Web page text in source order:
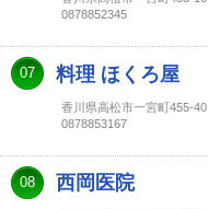
0878852345
07 料理 ほくろ屋
香川県高松市一宮町455-40
0878853167
08 西岡医院